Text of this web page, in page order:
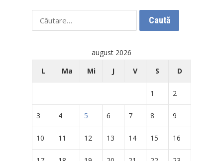
Caută
după:
august 2026
L
Ma Mi J V S D
1 2
3 4 5 6 7 8 9
10 11 12 13 14 15 16